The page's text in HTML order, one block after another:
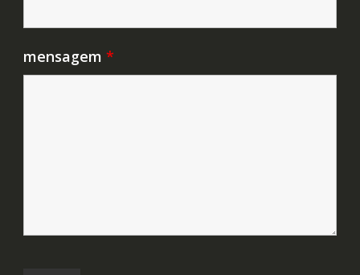
mensagem *